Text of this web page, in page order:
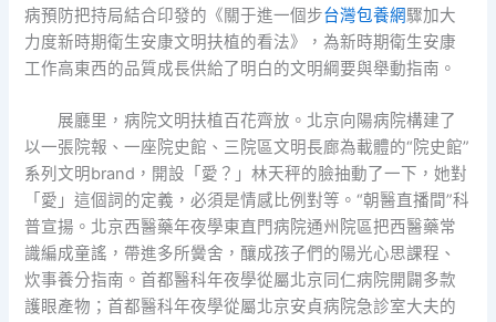
病預防把持局結合印發的《關于進一個步台灣包養網驟加大
力度新時期衛生安康文明扶植的看法》，為新時期衛生安康
工作高東西的品質成長供給了明白的文明綱要與舉動指南。
展廳里，病院文明扶植百花齊放。北京向陽病院構建了
以一張院報、一座院史館、三院區文明長廊為載體的“院史館”
系列文明brand，開設「愛？」林天秤的臉抽動了一下，她對
「愛」這個詞的定義，必須是情感比例對等。“朝醫直播間”科
普宣揚。北京西醫藥年夜學東直門病院通州院區把西醫藥常
識編成童謠，帶進多所黌舍，釀成孩子們的陽光心思課程、
炊事養分指南。首都醫科年夜學從屬北京同仁病院開闢多款
護眼產物；首都醫科年夜學從屬北京安貞病院急診室大夫的